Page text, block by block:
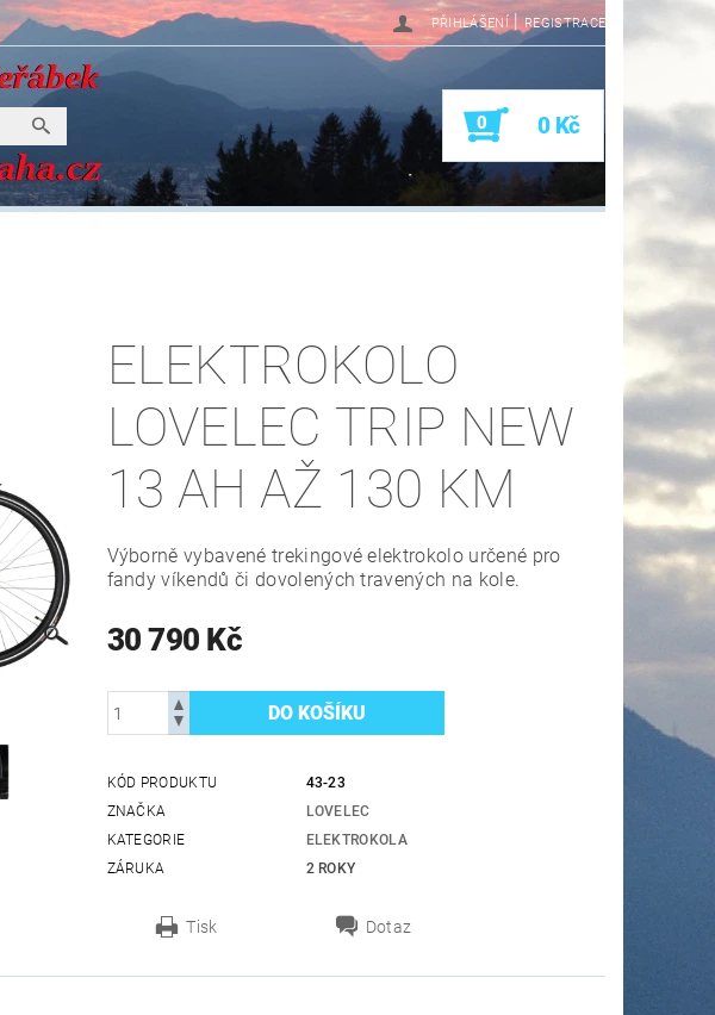
PŘIHLÁŠENÍ | REGISTRACE
0 0 Kč
ELEKTROKOLO
LOVELEC TRIP NEW
13 AH AŽ 130 KM
Výborně vybavené trekingové elektrokolo určené pro
fandy víkendů či dovolených travených na kole.
30 790 Kč
KÓD PRODUKTU
43-23
ZNAČKA
LOVELEC
KATEGORIE
ELEKTROKOLA
ZÁRUKA
2 ROKY
Tisk Dotaz